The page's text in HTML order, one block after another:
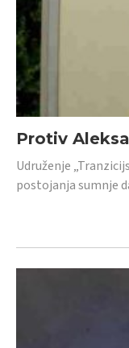
Protiv
Udruženje
postojanja sumnje